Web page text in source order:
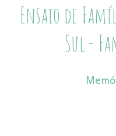
Ensaio de
Sul -